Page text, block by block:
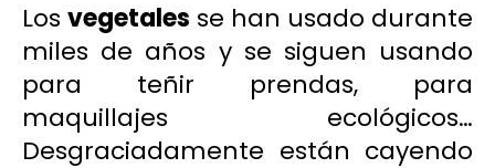
Los vegetales se han usado durante
miles de años y se siguen usando
para teñir prendas, para
maquillajes ecológicos…
Desgraciadamente están cayendo